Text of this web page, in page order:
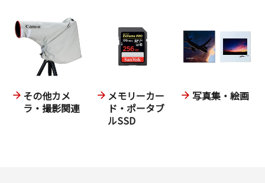
その他カメ
ラ・撮影関連
メモリーカー
ド・ポータブ
ルSSD
写真集・絵画